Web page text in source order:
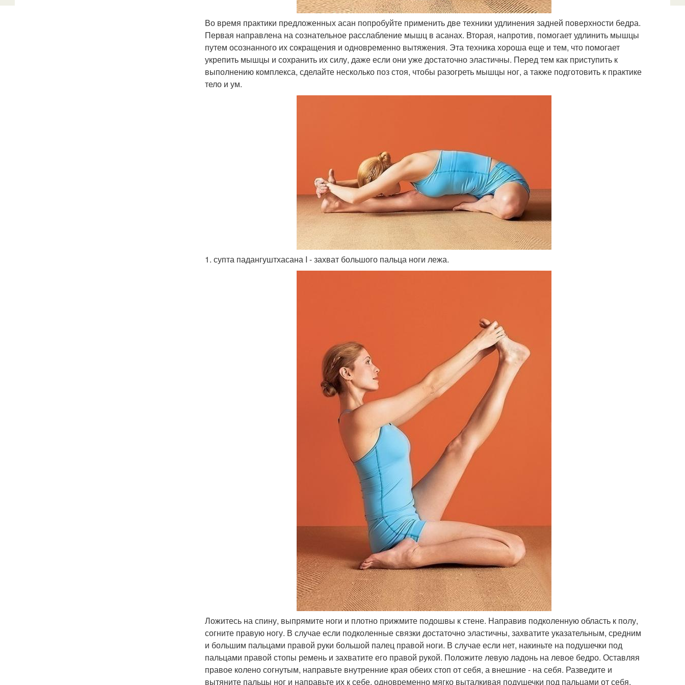
Во время практики предложенных асан попробуйте применить две техники удлинения задней поверхности бедра.
Первая направлена на сознательное расслабление мышц в асанах. Вторая, напротив, помогает удлинить мышцы
путем осознанного их сокращения и одновременно вытяжения. Эта техника хороша еще и тем, что помогает
укрепить мышцы и сохранить их силу, даже если они уже достаточно эластичны. Перед тем как приступить к
выполнению комплекса, сделайте несколько поз стоя, чтобы разогреть мышцы ног, а также подготовить к практике
тело и ум.
1. супта падангуштхасана I - захват большого пальца ноги лежа.
Ложитесь на спину, выпрямите ноги и плотно прижмите подошвы к стене. Направив подколенную область к полу,
согните правую ногу. В случае если подколенные связки достаточно эластичны, захватите указательным, средним
и большим пальцами правой руки большой палец правой ноги. В случае если нет, накиньте на подушечки под
пальцами правой стопы ремень и захватите его правой рукой. Положите левую ладонь на левое бедро. Оставляя
правое колено согнутым, направьте внутренние края обеих стоп от себя, а внешние - на себя. Разведите и
вытяните пальцы ног и направьте их к себе, одновременно мягко выталкивая подушечки под пальцами от себя.